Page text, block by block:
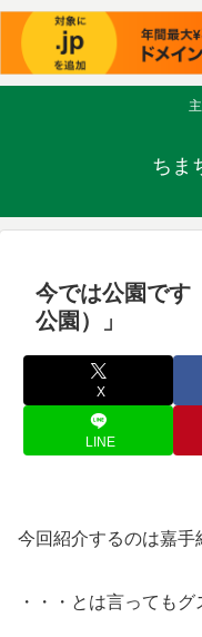
ちま
今では公園です
公園）」
X
LINE
今回紹介するのは嘉手
・・・とは言っても